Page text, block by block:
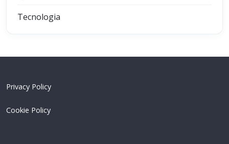
Tecnologia
Privacy Policy
Cookie Policy